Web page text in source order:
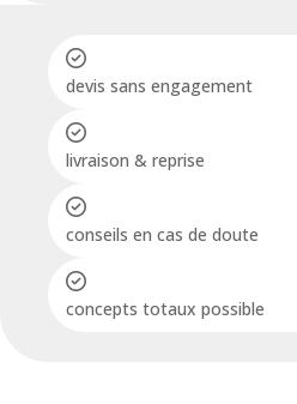
devis sans engagement
livraison & reprise
conseils en cas de doute
concepts totaux possible